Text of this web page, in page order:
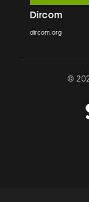
Dircom
dircom.org
©